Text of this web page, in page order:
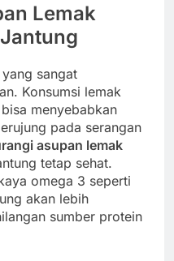
Lemak
sangat
Konsumsi lemak
menyebabkan
pada serangan
asupan lemak
tetap sehat.
omega 3 seperti
akan lebih
sumber protein